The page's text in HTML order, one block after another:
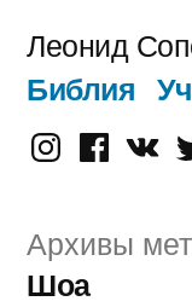
Леонид
Библия
InstagramFacebook
VK
Архивы
Шоа